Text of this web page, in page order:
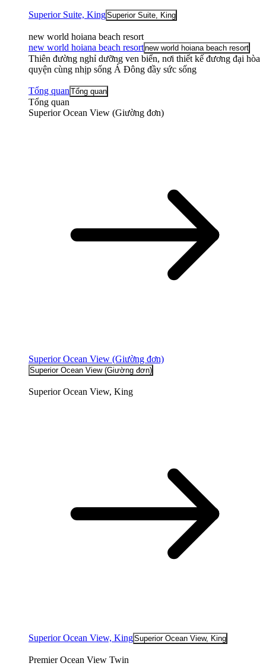
Superior Suite, KingSuperior Suite, King
new world hoiana beach resort
new world hoiana beach resortnew world hoiana beach resort
Thiên đường nghỉ dưỡng ven biển, nơi thiết kế đương đại hòa
quyện cùng nhịp sống Á Đông đầy sức sống
Tổng quan Tổng quan
Tổng quan
Superior Ocean View (Giường đơn​)
Superior Ocean View (Giường đơn​)
Superior Ocean View (Giường đơn​)
Superior Ocean View, King
Superior Ocean View, KingSuperior Ocean View, King
Premier Ocean View Twin